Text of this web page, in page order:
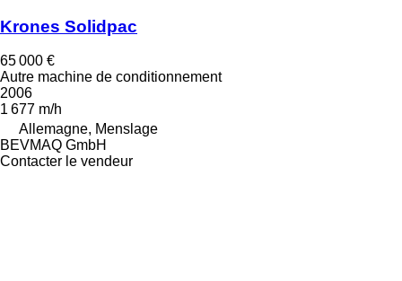
Krones Solidpac
65 000 €
Autre machine de conditionnement
2006
1 677 m/h
Allemagne, Menslage
BEVMAQ GmbH
Contacter le vendeur